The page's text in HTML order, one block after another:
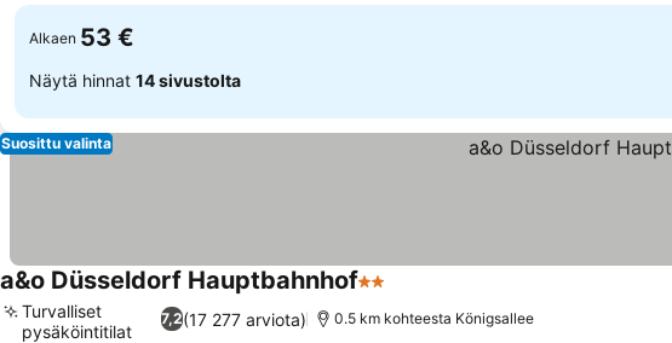
Alkaen 53 €
Näytä hinnat 14 sivustolta
Suosittu valinta
a&o Düsseldorf Hauptbahnhof2 Tähtiluokitus
7,2(17 277 arviota)
Turvalliset
pysäköintitilat
0.5 km kohteesta Königsallee